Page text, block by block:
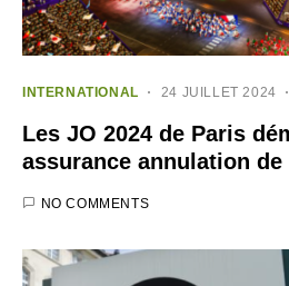
INTERNATIONAL 24 JUILLET 2024
Les JO 2024 de Paris
assurance annulation de
NO COMMENTS